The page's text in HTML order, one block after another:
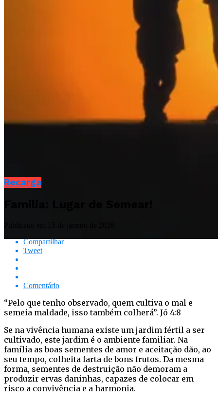
Recarga
Compartilhar
Tweet
Comentário
“Pelo que tenho observado, quem cultiva o mal e
semeia maldade, isso também colherá”. Jó 4:8
Se na vivência humana existe um jardim fértil a ser
cultivado, este jardim é o ambiente familiar. Na
família as boas sementes de amor e aceitação dão, ao
seu tempo, colheita farta de bons frutos. Da mesma
forma, sementes de destruição não demoram a
produzir ervas daninhas, capazes de colocar em
risco a convivência e a harmonia.